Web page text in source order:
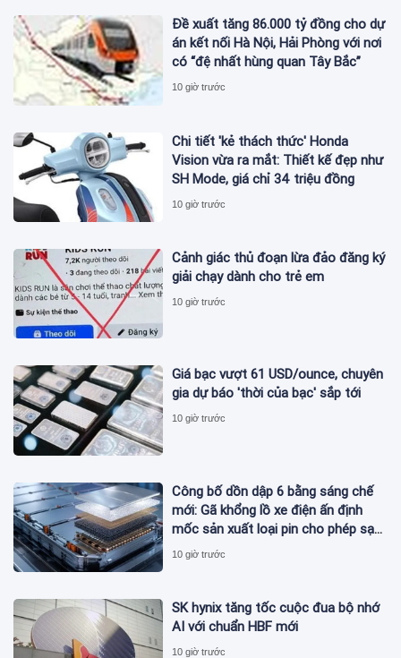
Đề xuất tăng 86.000 tỷ đồng cho dự
án kết nối Hà Nội, Hải Phòng với nơi
có “đệ nhất hùng quan Tây Bắc”
10 giờ trước
Chi tiết 'kẻ thách thức' Honda
Vision vừa ra mắt: Thiết kế đẹp như
SH Mode, giá chỉ 34 triệu đồng
10 giờ trước
Cảnh giác thủ đoạn lừa đảo đăng ký
giải chạy dành cho trẻ em
10 giờ trước
Giá bạc vượt 61 USD/ounce, chuyên
gia dự báo 'thời của bạc' sắp tới
10 giờ trước
Công bố dồn dập 6 bằng sáng chế
mới: Gã khổng lồ xe điện ấn định
mốc sản xuất loại pin cho phép sạc
1 lần đi từ Hà Nội đến TP.HCM
10 giờ trước
SK hynix tăng tốc cuộc đua bộ nhớ
AI với chuẩn HBF mới
10 giờ trước